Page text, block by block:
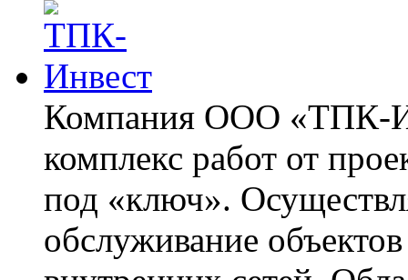
Компания ООО «ТПК-
комплекс работ от
под «ключ».
обслуживание